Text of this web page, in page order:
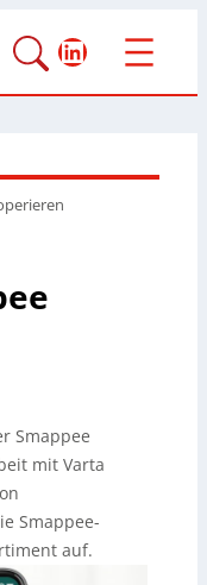
LinkedIn
Smappee
mit Varta
Smappee-
auf.